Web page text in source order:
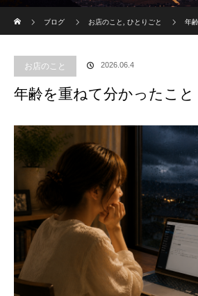
ブログ
お店のこと ひとりごと 年
お店のこと 2026.06.4
年齢を重ねて分かったこと